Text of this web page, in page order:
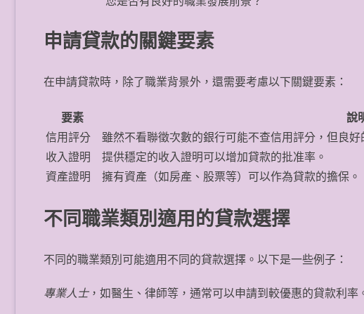
申請貸款的關鍵要素
在申請貸款時，除了職業背景外，還需要考慮以下關鍵要素：
要素
說
信用評分
雖然不看聯徵次數的銀行可能不查信用評分，但良
收入證明
提供穩定的收入證明可以增加貸款的批准率。
資產證明
擁有資產（如房產、股票等）可以作為貸款的擔保。
不同職業類別適用的貸款選擇
不同的職業類別可能適用不同的貸款選擇。以下是一些例子：
專業人士，如醫生、律師等，通常可以申請到較優惠的貸款利率